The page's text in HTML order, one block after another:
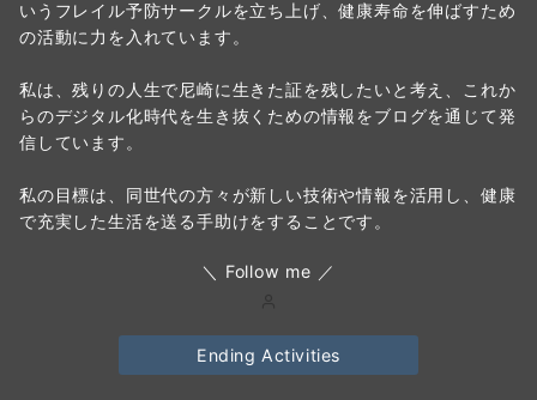
いうフレイル予防サークルを立ち上げ、健康寿命を伸ばすため
の活動に力を入れています。
私は、残りの人生で尼崎に生きた証を残したいと考え、これか
らのデジタル化時代を生き抜くための情報をブログを通じて発
信しています。
私の目標は、同世代の方々が新しい技術や情報を活用し、健康
で充実した生活を送る手助けをすることです。
＼ Follow me ／
Ending Activities